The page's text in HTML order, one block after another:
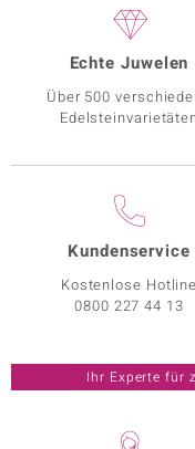
Echte Juwelen
Über 500
Kundenservice
Kostenlose Hotline
0800 227 44 13
Ihr Experte für